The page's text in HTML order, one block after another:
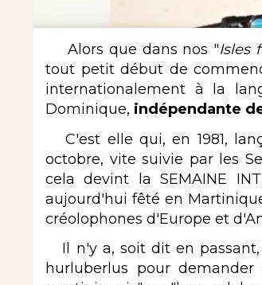
Alors que dans nos "Isles
tout petit début de
internationalement à la
Dominique, indépendante
C'est elle qui, en 1981,
octobre, vite suivie par les
cela devint la SEMAINE
aujourd'hui fêté en
créolophones d'Europe et
Il n'y a, soit dit en passant,
hurluberlus pour